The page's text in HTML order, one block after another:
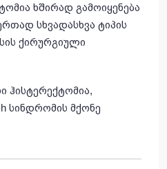
ხშირად გამოიყენება
სხვადასხვა ტიპის
ქირურგიული
ჰისტერექტომია,
სინდრომის მქონე